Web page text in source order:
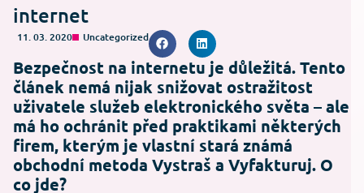
internet
11. 03. 2020 Uncategorized
Bezpečnost na internetu je důležitá. Tento
článek nemá nijak snižovat ostražitost
uživatele služeb elektronického světa – ale
má ho ochránit před praktikami některých
firem, kterým je vlastní stará známá
obchodní metoda Vystraš a Vyfakturuj. O
co jde?